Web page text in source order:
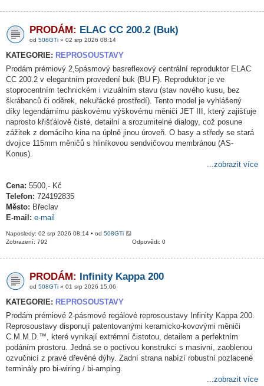
PRODÁM: ELAC CC 200.2 (Buk)
od 508GTi » 02 srp 2026 08:14
KATEGORIE: REPROSOUSTAVY
Prodám prémiový 2,5pásmový basreflexový centrální reproduktor ELAC
CC 200.2 v elegantním provedení buk (BU F). Reproduktor je ve
stoprocentním technickém i vizuálním stavu (stav nového kusu, bez
škrábanců či oděrek, nekuřácké prostředí). Tento model je vyhlášený
díky legendárnímu páskovému výškovému měniči JET III, který zajišťuje
naprosto křišťálově čisté, detailní a srozumitelné dialogy, což posune
zážitek z domácího kina na úplně jinou úroveň. O basy a středy se stará
dvojice 115mm měničů s hliníkovou sendvičovou membránou (AS-
Konus).
...zobrazit více
Cena: 5500,- Kč
Telefon: 724192835
Město: Břeclav
E-mail: e-mail
Naposledy: 02 srp 2026 08:14 • od 508GTi
Odpovědi: 0
Zobrazení: 792
PRODÁM: Infinity Kappa 200
od 508GTi » 01 srp 2026 15:06
KATEGORIE: REPROSOUSTAVY
Prodám prémiové 2-pásmové regálové reprosoustavy Infinity Kappa 200.
Reprosoustavy disponují patentovanými keramicko-kovovými měniči
C.M.M.D.™, které vynikají extrémní čistotou, detailem a perfektním
podáním prostoru. Jedná se o poctivou konstrukci s masivní, zaoblenou
ozvučnicí z pravé dřevěné dýhy. Zadní strana nabízí robustní pozlacené
terminály pro bi-wiring / bi-amping.
...zobrazit více